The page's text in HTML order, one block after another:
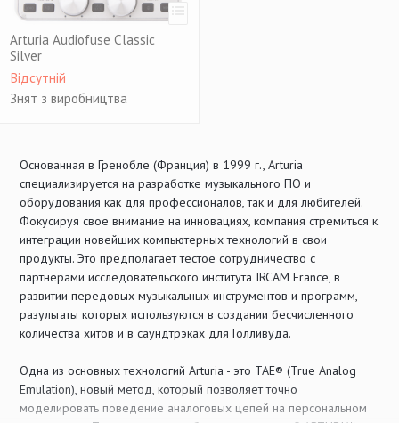
Arturia Audiofuse Classic
Silver
Відсутній
Знят з виробництва
Основанная в Гренобле (Франция) в 1999 г., Arturia
специализируется на разработке музыкального ПО и
оборудования как для профессионалов, так и для любителей.
Фокусируя свое внимание на инновациях, компания стремиться к
интеграции новейших компьютерных технологий в свои
продукты. Это предполагает тестое сотрудничество с
партнерами исследовательского института IRCAM France, в
развитии передовых музыкальных инструментов и программ,
разультаты которых используются в создании бесчисленного
количества хитов и в саундтрэках для Голливуда.
Одна из основных технологий Arturia - это TAE® (True Analog
Emulation), новый метод, который позволяет точно
моделировать поведение аналоговых цепей на персональном